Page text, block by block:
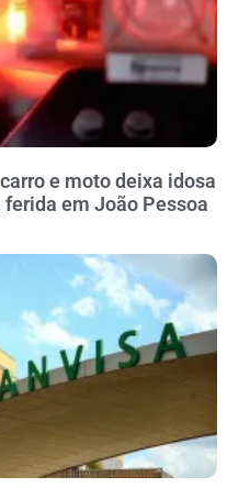
e moto deixa idosa
em João Pessoa